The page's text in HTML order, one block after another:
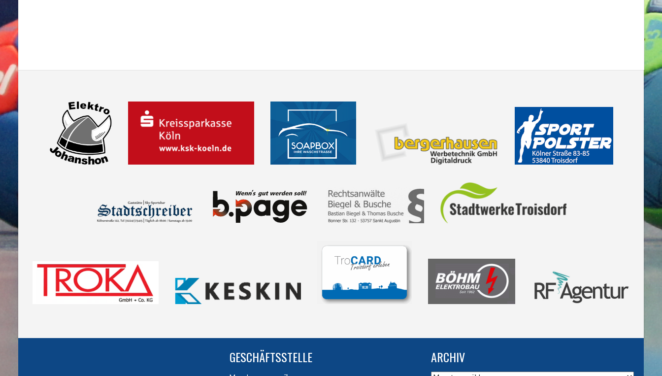
GESCHÄFTSSTELLE ARCHIV